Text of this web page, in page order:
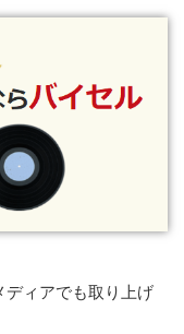
ディアでも取り上げ